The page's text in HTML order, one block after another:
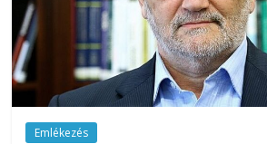
Emlékezés